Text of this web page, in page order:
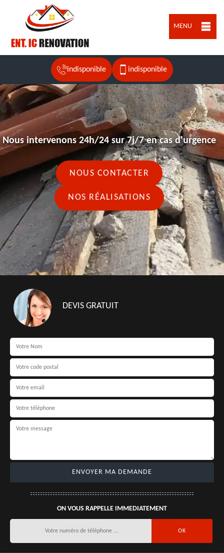
MENU
indisponible indisponible
Nous intervenons 24h/24 sur 7j/7 en cas d'urgence
NOUS CONTACTER
NOS RÉALISATIONS
DEVIS GRATUIT
ON VOUS RAPPELLE IMMEDIATEMENT